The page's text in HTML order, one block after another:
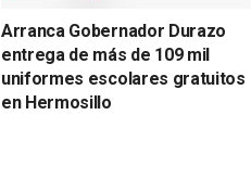
Arranca Gobernador Durazo
entrega de más de 109 mil
uniformes escolares gratuitos
en Hermosillo